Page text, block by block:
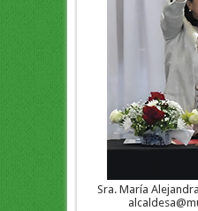
Sra. María